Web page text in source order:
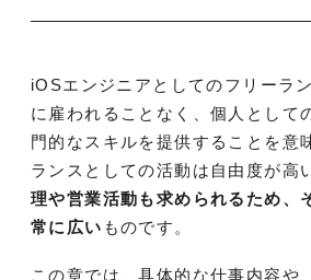
iOSエンジニアとしてのフリーラ
に雇われることなく、個人として
門的なスキルを提供することを意
ランスとしての活動は自由度が高
理や営業活動も求められるため、
常に広い ものです。
この章では、具体的な仕事内容や